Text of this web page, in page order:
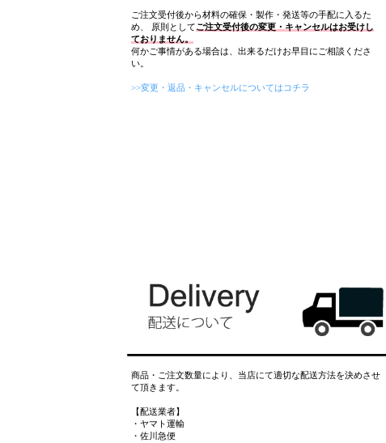
ご注文受付後から材料の確保・製作・発送等の手配に入るた
め、 原則としてご注文受付後の変更・キャンセルはお受けし
ておりません。
何かご事情がある場合は、出来るだけお早目にご相談くださ
い。
>>変更・返品・キャンセルについてはコチラ
商品・ご注文数量により、当店にて適切な配送方法を決めさせ
て頂きます。
【配送業者】
・ヤマト運輸
・佐川急便